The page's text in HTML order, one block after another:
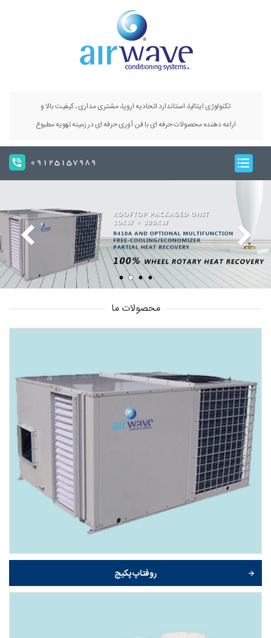
تکنولوژی ایتالیا، استاندارد اتحادیه اروپا، مشتری مداری ، کیفیت بالا و
اراعه دهنده محصولات حرفه ای با فن آوری حرفه ای در زمینه تهویه مطبوع
09125157989
محصولات ما
روفتاپ پکیج